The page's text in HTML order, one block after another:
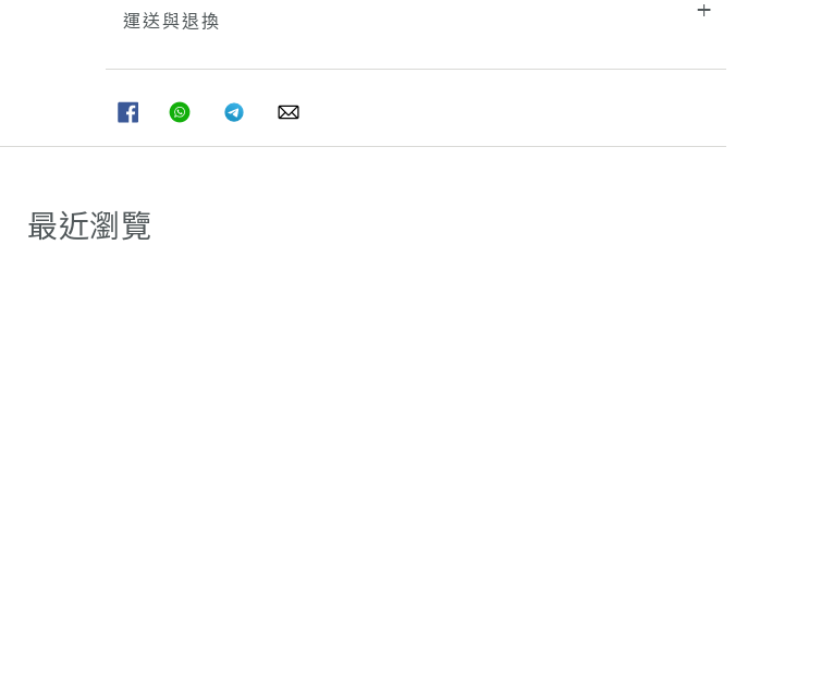
運送與退換
FACEBOOK
分
享
WHATSAPPTELEGRAM
分
享
WHATSAPP
最近瀏覽